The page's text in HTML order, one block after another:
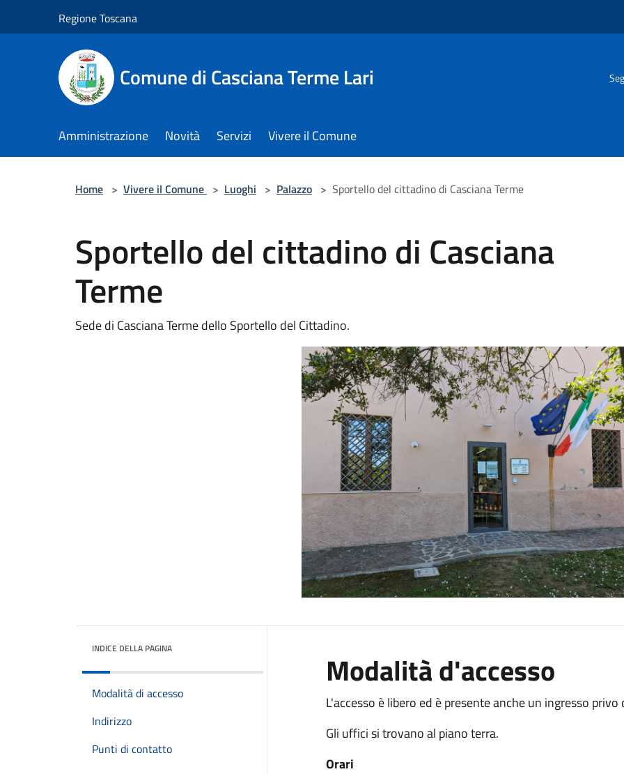
Regione Toscana
Comune di Casciana Terme Lari
Amministrazione Novità Servizi Vivere il Comune
Home > Vivere il Comune > Luoghi > Palazzo > Sportello del cittadino di Casciana Terme
Sportello del cittadino di Casciana
Terme
Sede di Casciana Terme dello Sportello del Cittadino.
INDICE DELLA PAGINA
Modalità di accesso
Indirizzo
Punti di contatto
Modalità d'accesso
L'accesso è libero ed è presente anche un ingresso
Gli uffici si trovano al piano terra.
Orari